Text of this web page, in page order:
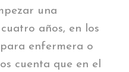
una
años, en los
enfermera o
cuenta que en el